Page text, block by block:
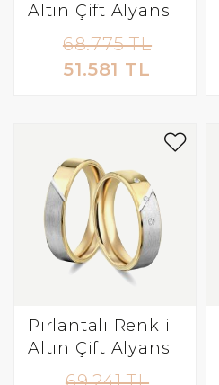
Altın Çift Alyans
68.775 TL
51.581 TL
Pırlantalı Renkli
Altın Çift Alyans